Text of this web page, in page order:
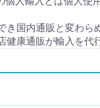
国内通販と変わら
康通販が輸入を